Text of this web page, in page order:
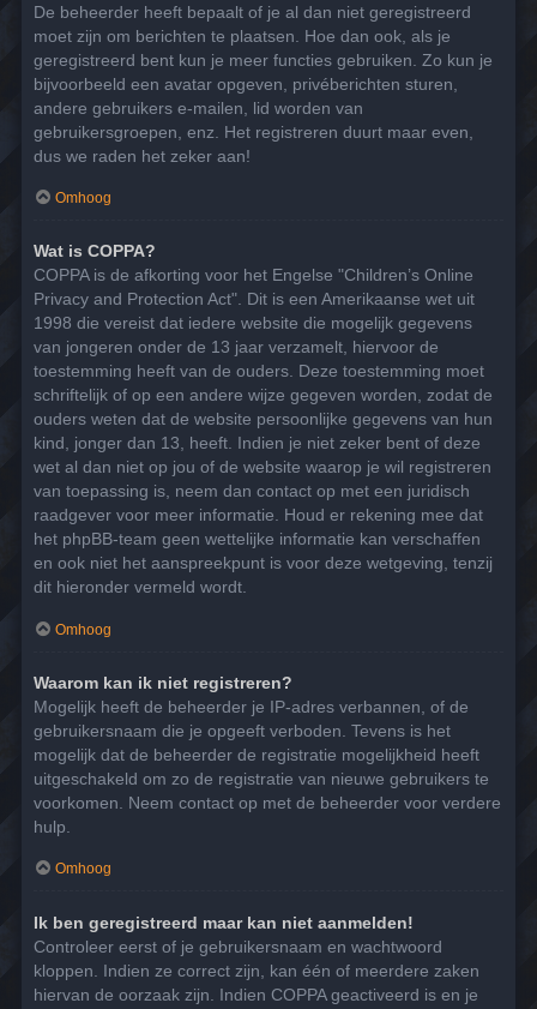
De beheerder heeft bepaalt of je al dan niet geregistreerd
moet zijn om berichten te plaatsen. Hoe dan ook, als je
geregistreerd bent kun je meer functies gebruiken. Zo kun je
bijvoorbeeld een avatar opgeven, privéberichten sturen,
andere gebruikers e-mailen, lid worden van
gebruikersgroepen, enz. Het registreren duurt maar even,
dus we raden het zeker aan!
Omhoog
Wat is COPPA?
COPPA is de afkorting voor het Engelse "Children’s Online
Privacy and Protection Act". Dit is een Amerikaanse wet uit
1998 die vereist dat iedere website die mogelijk gegevens
van jongeren onder de 13 jaar verzamelt, hiervoor de
toestemming heeft van de ouders. Deze toestemming moet
schriftelijk of op een andere wijze gegeven worden, zodat de
ouders weten dat de website persoonlijke gegevens van hun
kind, jonger dan 13, heeft. Indien je niet zeker bent of deze
wet al dan niet op jou of de website waarop je wil registreren
van toepassing is, neem dan contact op met een juridisch
raadgever voor meer informatie. Houd er rekening mee dat
het phpBB-team geen wettelijke informatie kan verschaffen
en ook niet het aanspreekpunt is voor deze wetgeving, tenzij
dit hieronder vermeld wordt.
Omhoog
Waarom kan ik niet registreren?
Mogelijk heeft de beheerder je IP-adres verbannen, of de
gebruikersnaam die je opgeeft verboden. Tevens is het
mogelijk dat de beheerder de registratie mogelijkheid heeft
uitgeschakeld om zo de registratie van nieuwe gebruikers te
voorkomen. Neem contact op met de beheerder voor verdere
hulp.
Omhoog
Ik ben geregistreerd maar kan niet aanmelden!
Controleer eerst of je gebruikersnaam en wachtwoord
kloppen. Indien ze correct zijn, kan één of meerdere zaken
hiervan de oorzaak zijn. Indien COPPA geactiveerd is en je